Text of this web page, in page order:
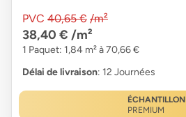
PVC 40,65 € /m²
38,40 € /m²
1 Paquet: 1,84 m² à 70,66 €
Délai de livraison: 12 Journées
ÉCHANTILLON
PREMIUM